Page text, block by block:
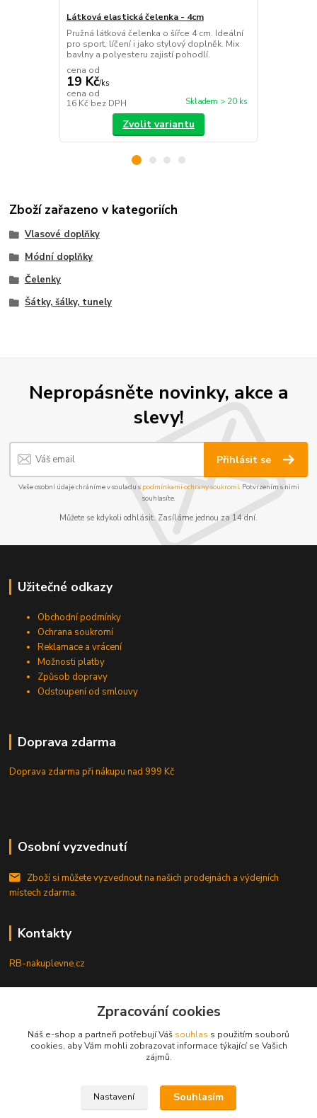
Látková elastická čelenka - 4cm
Pružná látková čelenka o šířce 4 cm. Ideální
pro sport, líčení i jako stylový doplněk. Mix
bavlny a polyesteru zajistí pohodlí.
cena od
19 Kč/ks
cena od
16 Kč bez DPH Skladem > 20 ks
Zvolit variantu
Zboží zařazeno v kategoriích
Vlasové doplňky
Módní doplňky
Čelenky
Šátky, šálky, tunely
Nepropásněte novinky, akce a
slevy!
Přihlásit se
Vaše osobní údaje chráníme v souladu s podmínkami ochrany soukromí. Potvrzením s nimi
souhlasíte.
Můžete se kdykoli odhlásit. Zasíláme jednou za 14 dní.
Užitečné odkazy
Obchodní podmínky
Ochrana soukromí
Reklamace a vrácení
Možnosti platby
Způsob dopravy
Odstoupení od smlouvy
Doprava zdarma
Doprava zdarma při nákupunad 999 Kč
Osobní vyzvednutí
Zboží si můžete vyzvednout na našich prodejnách a výdejních
místech zdarma.
Kontakty
RB-nakuplevne.cz
+420 222722421
info@rb-nakuplevne.cz
Zpracování cookies
Náš e-shop a partneři potřebují Váš souhlas s použitím souborů
cookies, aby Vám mohli zobrazovat informace týkající se Vašich
zájmů.
Nastavení Souhlasím